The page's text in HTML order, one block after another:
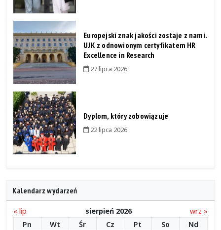
Europejski znak jakości zostaje z nami.
UJK z odnowionym certyfikatem HR
Excellence in Research
27 lipca 2026
Dyplom, który zobowiązuje
22 lipca 2026
Kalendarz wydarzeń
« lip sierpień 2026
wrz »
Pn
Wt Śr Cz Pt So Nd